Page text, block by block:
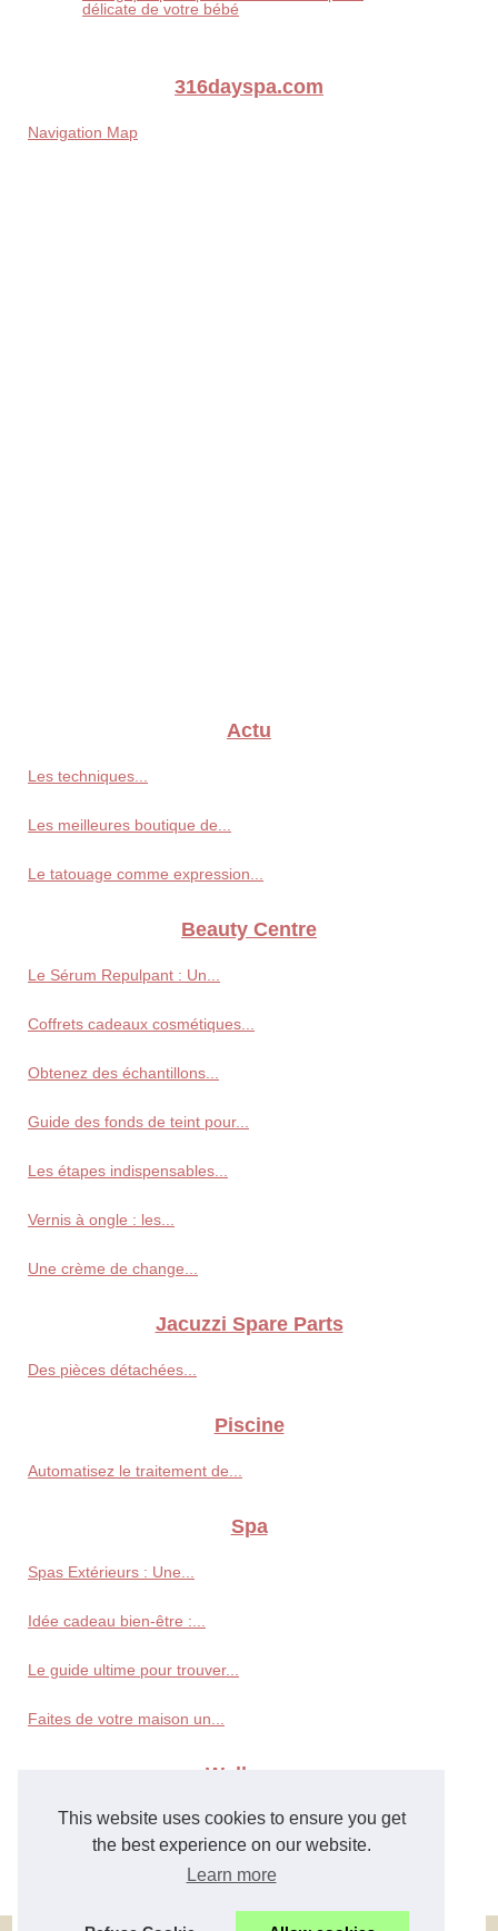
This website uses cookies to ensure you get
the best experience on our website.
Learn more
délicate de votre bébé
316dayspa.com
Navigation Map
Actu
Les techniques...
Les meilleures boutique de...
Le tatouage comme expression...
Beauty Centre
Le Sérum Repulpant : Un...
Coffrets cadeaux cosmétiques...
Obtenez des échantillons...
Guide des fonds de teint pour...
Les étapes indispensables...
Vernis à ongle : les...
Une crème de change...
Jacuzzi Spare Parts
Des pièces détachées...
Piscine
Automatisez le traitement de...
Spa
Spas Extérieurs : Une...
Idée cadeau bien-être :...
Le guide ultime pour trouver...
Faites de votre maison un...
Wellness
Paris et ses secrets de...
Profitez d'une eau de piscine...